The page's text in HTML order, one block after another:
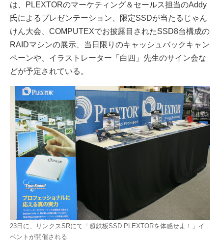
は、PLEXTORのマーケティング＆セールス担当のAddy
氏によるプレゼンテーション、限定SSDが当たるじゃん
けん大会、COMPUTEXでお披露目されたSSD8台構成の
RAIDマシンの展示、当日限りのキャッシュバックキャン
ペーンや、イラストレーター「白四」先生のサイン会な
どが予定されている。
23日に、リンクスSRにて「超鉄板SSD PLEXTORを体感せよ！」イ
ベントが開催される